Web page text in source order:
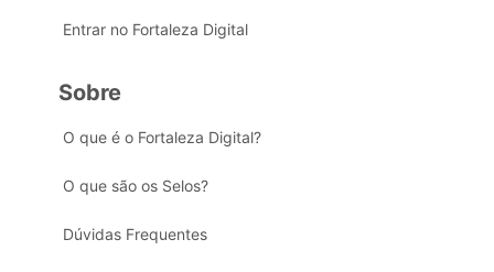
Entrar no Fortaleza Digital
Sobre
O que é o Fortaleza Digital?
O que são os Selos?
Dúvidas Frequentes